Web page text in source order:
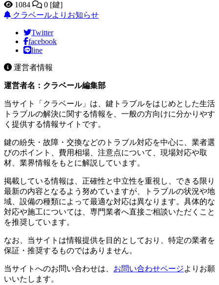
1084
0 [鍵]
クラベールよりお知らせ
Twitter
facebook
line
運営者情報
運営者名：クラベール編集部
当サイト「クラベール」は、鍵トラブルをはじめとした生活
トラブルの解決に関する情報を、一般の方向けに分かりやす
く提供する情報サイトです。
鍵の紛失・故障・交換などのトラブル対応を中心に、業者選
びのポイント、費用相場、注意点について、現場対応や取
材、業界情報をもとに解説しています。
掲載している情報は、正確性と中立性を重視し、できる限り
最新の内容となるよう努めていますが、トラブルの状況や地
域、設備の種類によって最適な対応は異なります。具体的な
対応や施工については、専門業者へ直接ご相談いただくこと
を推奨しています。
なお、当サイトは情報提供を目的としており、特定の業者を
保証・推奨するものではありません。
当サイトへのお問い合わせは、 お問い合わせページよりお願
いいたします。